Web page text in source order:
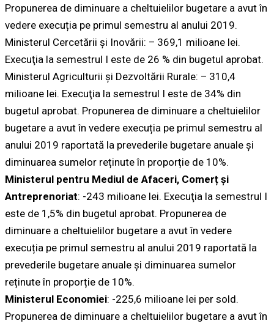
Propunerea de diminuare a cheltuielilor bugetare a avut în
vedere execuția pe primul semestru al anului 2019.
Ministerul Cercetării și Inovării: – 369,1 milioane lei.
Execuţia la semestrul I este de 26 % din bugetul aprobat.
Ministerul Agriculturii și Dezvoltării Rurale: – 310,4
milioane lei. Execuţia la semestrul I este de 34% din
bugetul aprobat. Propunerea de diminuare a cheltuielilor
bugetare a avut în vedere execuția pe primul semestru al
anului 2019 raportată la prevederile bugetare anuale și
diminuarea sumelor reținute în proporție de 10%.
Ministerul pentru Mediul de Afaceri, Comerț și
Antreprenoriat: -243 milioane lei. Execuţia la semestrul I
este de 1,5% din bugetul aprobat. Propunerea de
diminuare a cheltuielilor bugetare a avut în vedere
execuția pe primul semestru al anului 2019 raportată la
prevederile bugetare anuale și diminuarea sumelor
reținute în proporție de 10%.
Ministerul Economiei: -225,6 milioane lei per sold.
Propunerea de diminuare a cheltuielilor bugetare a avut în